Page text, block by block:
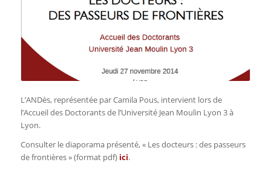
L’ANDès, représentée par Camila Pous, intervient lors de
l’Accueil des Doctorants de l’Université Jean Moulin Lyon 3 à
Lyon.
Consulter le diaporama présenté, « Les docteurs : des passeurs
de frontières » (format pdf) ici.